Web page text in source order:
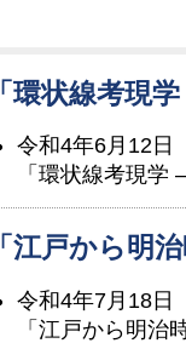
「環状線考現
令和4年6月12日
「環状線考現
「江戸から明
令和4年7月18日
「江戸から明治